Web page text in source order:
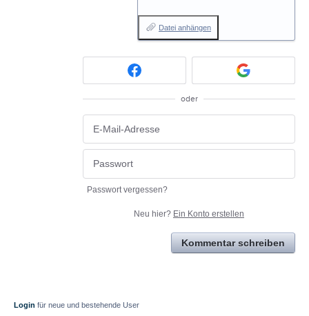
Datei anhängen
oder
Passwort vergessen?
Neu hier? Ein Konto erstellen
Kommentar schreiben
Login für neue und bestehende User